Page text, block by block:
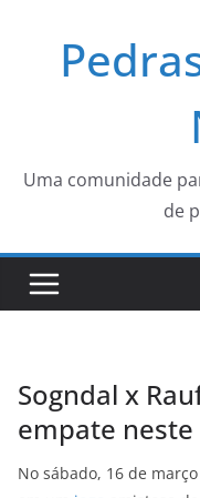
Uma comunidade
de
Sogndal x
empate
No sábado, 16 de